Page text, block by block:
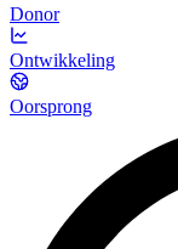
Donor
Ontwikkeling
Oorsprong